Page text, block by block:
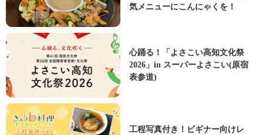
気メニューにこんにゃくを！
心踊る！「よさこい高知文化祭
2026」in スーパーよさこい(原宿
表参道)
工程写真付き！ビギナー向けレ